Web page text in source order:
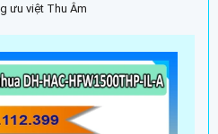
ưu việt Thu Âm